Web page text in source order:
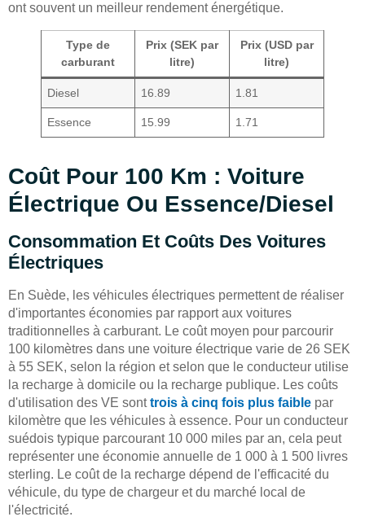
ont souvent un meilleur rendement énergétique.
Type de
carburant
Prix (SEK par
litre)
Prix (USD par
litre)
Diesel 16.89 1.81
Essence 15.99 1.71
Coût Pour 100 Km : Voiture
Électrique Ou Essence/diesel
Consommation Et Coûts Des Voitures
Électriques
En Suède, les véhicules électriques permettent de réaliser
d'importantes économies par rapport aux voitures
traditionnelles à carburant. Le coût moyen pour parcourir
100 kilomètres dans une voiture électrique varie de 26 SEK
à 55 SEK, selon la région et selon que le conducteur utilise
la recharge à domicile ou la recharge publique. Les coûts
d'utilisation des VE sonttrois à cinq fois plus faible par
kilomètre que les véhicules à essence. Pour un conducteur
suédois typique parcourant 10 000 miles par an, cela peut
représenter une économie annuelle de 1 000 à 1 500 livres
sterling. Le coût de la recharge dépend de l'efficacité du
véhicule, du type de chargeur et du marché local de
l'électricité.